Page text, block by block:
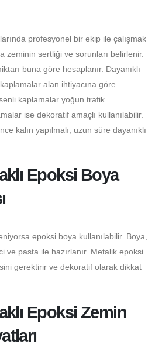
profesyonel bir ekip ile çalışmak
zeminin sertliği ve sorunları belirlenir.
buna göre hesaplanır. Dayanıklı
alan ihtiyacına göre
kaplamalar yoğun trafik
ise dekoratif amaçlı kullanılabilir.
kalın yapılmalı, uzun süre dayanıklı
Epoksi Boya
epoksi boya kullanılabilir. Boya,
ve pasta ile hazırlanır. Metalik epoksi
gerektirir ve dekoratif olarak dikkat
Epoksi Zemin